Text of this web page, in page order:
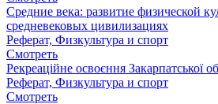
Средние века: развитие физической
средневековых цивилизациях
Реферат, Физкультура и спорт
Смотреть
Рекреаційне освоєння Закарпатської
Реферат, Физкультура и спорт
Смотреть